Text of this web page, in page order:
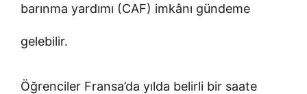
barınma yardımı (CAF) imkânı gündeme
gelebilir.
Öğrenciler Fransa’da yılda belirli bir saate